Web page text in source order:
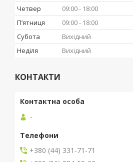
Четвер
09:00
18:00
Пʼятниця
09:00
18:00
Субота
Вихідний
Неділя
Вихідний
КОНТАКТИ
-
+380 (44) 331-71-71